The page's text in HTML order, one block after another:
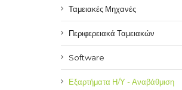
Ταμειακές Μηχανές
Περιφερειακά Ταμειακών
Software
Εξαρτήματα Η/Υ - Αναβάθμιση